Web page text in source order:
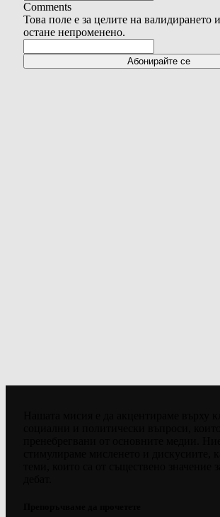
Comments
Това поле е за целите на валидирането
остане непроменено.